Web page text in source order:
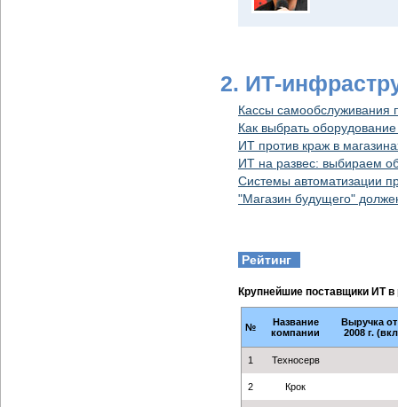
2. ИТ-
Кассы самообслуживания
Как выбрать
ИТ против краж в
ИТ на развес: выбираем
Системы автоматизации
"Магазин будущего"
Рейтинг
Крупнейшие поставщики ИТ в
№
Название
компании
Выручка
2008 г.
1 Техносерв
2 Крок